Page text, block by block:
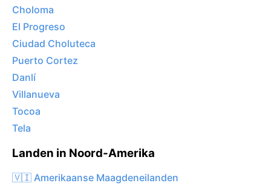
Choloma
El Progreso
Ciudad Choluteca
Puerto Cortez
Danlí
Villanueva
Tocoa
Tela
Landen in Noord-Amerika
🇻🇮 Amerikaanse Maagdeneilanden